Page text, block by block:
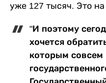
уже 127 тысяч. Это
"И поэтому
хочется
которым совсем